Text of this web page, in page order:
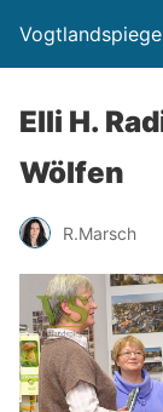
Elli H.
Wölfen
R.Marsch